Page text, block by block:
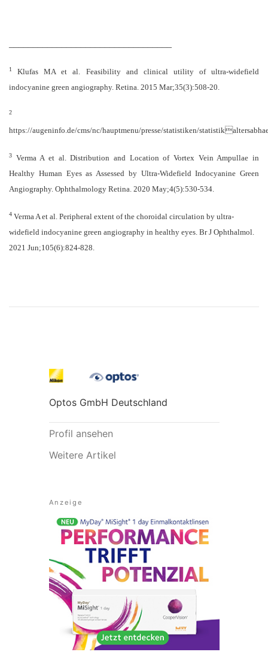
1
Klufas MA et al. Feasibility and clinical utility of ultra-widefield
indocyanine green angiography. Retina. 2015 Mar;35(3):508-20.
2
https://augeninfo.de/cms/nc/hauptmenu/presse/statistiken/
3
Verma A et al. Distribution and Location of Vortex Vein Ampullae in
Healthy Human Eyes as Assessed by Ultra-Widefield Indocyanine Green
Angiography. Ophthalmology Retina. 2020 May;4(5):530-534.
4 Verma A et al. Peripheral extent of the choroidal circulation by ultra-
widefield indocyanine green angiography in healthy eyes. Br J Ophthalmol.
2021 Jun;105(6):824-828.
Optos GmbH Deutschland
Profil ansehen
Weitere Artikel